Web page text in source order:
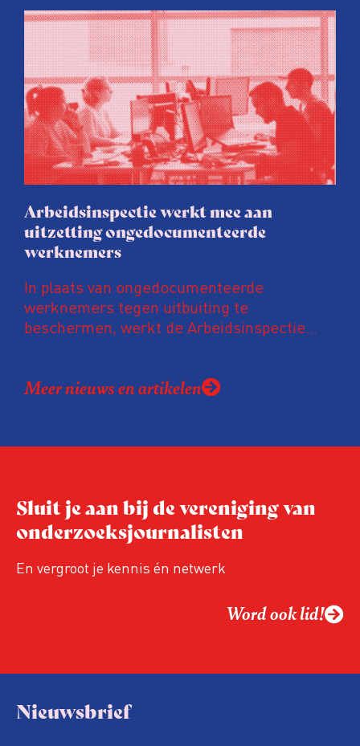
prijs van een huis en huurinkomsten met
tienduizenden euro’s opschroeven. Daar
wordt door energielabelaars en
vastgoedpartijen gretig op ingespeeld, blijkt
uit onderzoek van het FD. Tienduizenden
labels vallen op dubieuze wijze nét in een
groenere labelletter.
Arbeidsinspectie werkt mee aan
uitzetting ongedocumenteerde
werknemers
In plaats van ongedocumenteerde
werknemers tegen uitbuiting te
beschermen, werkt de Arbeidsinspectie
Vreemdelingenpolitie. Niet alleen gaan ze
ongedocumenteerde werknemer
Vreemdelingenpolitie.
Meer nieuws en artikelen
Sluit je aan bij de vereniging van
onderzoeksjournalisten
En vergroot je kennis én netwerk
Word ook lid!
Nieuwsbrief